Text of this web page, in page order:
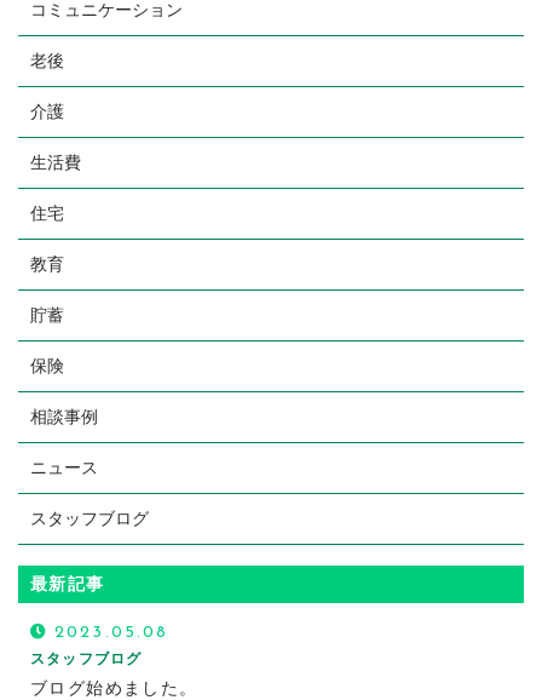
090-8495-9977
コミュニケーション
老後
介護
生活費
住宅
教育
貯蓄
保険
相談事例
ニュース
スタッフブログ
最新記事
2023.05.08
スタッフブログ
ブログ始めました。